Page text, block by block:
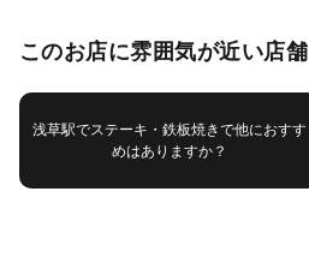
このお店に雰囲気が近い店舗
浅草駅でステーキ・鉄板焼きで他におすす
めはありますか？